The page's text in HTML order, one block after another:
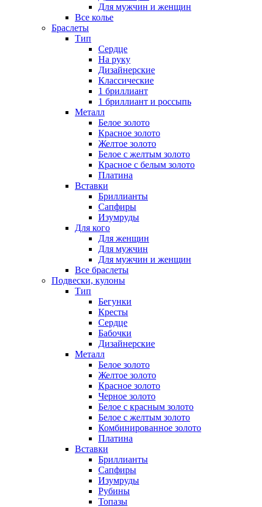
Для мужчин и женщин
Все колье
Браслеты
Тип
Сердце
На руку
Дизайнерские
Классические
1 бриллиант
1 бриллиант и россыпь
Металл
Белое золото
Красное золото
Желтое золото
Белое с желтым золото
Красное с белым золото
Платина
Вставки
Бриллианты
Сапфиры
Изумруды
Для кого
Для женщин
Для мужчин
Для мужчин и женщин
Все браслеты
Подвески, кулоны
Тип
Бегунки
Кресты
Сердце
Бабочки
Дизайнерские
Металл
Белое золото
Желтое золото
Красное золото
Черное золото
Белое с красным золото
Белое с желтым золото
Комбинированное золото
Платина
Вставки
Бриллианты
Сапфиры
Изумруды
Рубины
Топазы